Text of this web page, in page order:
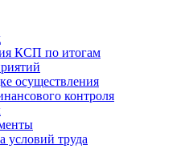
КСП по итогам
осуществления
контроля
условий труда